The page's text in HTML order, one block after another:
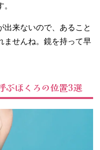
。
出来ないので、あること
ませんね。鏡を持って早
ぶほくろの位置3選